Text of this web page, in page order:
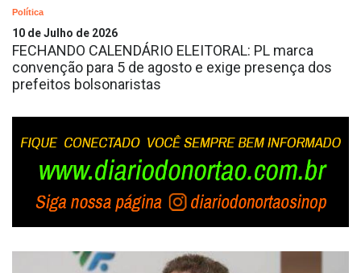
Política
10 de Julho de 2026
FECHANDO CALENDÁRIO ELEITORAL: PL marca
convenção para 5 de agosto e exige presença dos
prefeitos bolsonaristas